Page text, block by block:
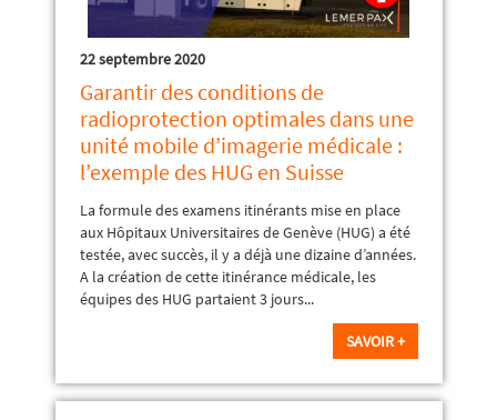
22 septembre 2020
Garantir des conditions de
radioprotection optimales dans une
unité mobile d’imagerie médicale :
l’exemple des HUG en Suisse
La formule des examens itinérants mise en place
aux Hôpitaux Universitaires de Genève (HUG) a été
testée, avec succès, il y a déjà une dizaine d’années.
A la création de cette itinérance médicale, les
équipes des HUG partaient 3 jours...
SAVOIR +